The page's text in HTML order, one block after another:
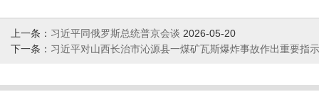
上一条： 习近平同俄罗斯总统普京会谈 2026-05-20
下一条： 习近平对山西长治市沁源县一煤矿瓦斯爆炸事故作出重要指示